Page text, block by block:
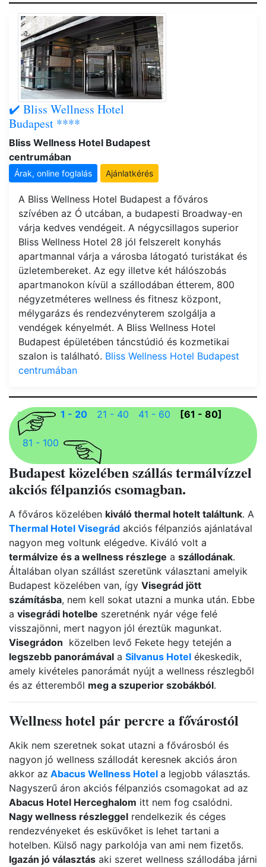
✔️ Bliss Wellness Hotel
Budapest ****
Bliss Wellness Hotel Budapest
centrumában
Árak, online foglalás Ajánlatkérés
A Bliss Wellness Hotel Budapest a főváros
szívében az Ó utcában, a budapesti Broadway-en
várja kedves vendégeit. A négycsillagos superior
Bliss Wellness Hotel 28 jól felszerelt konyhás
apartmannal várja a városba látogató turistákat és
üzletembereket. Az egy illetve két hálószobás
apartmanokon kívül a szállodában étterem, 800
négyzetméteres wellness és fitnesz központ,
mélygarázs és rendezvényterem szolgálja a
vendégek kényelmét. A Bliss Wellness Hotel
Budapest épületében táncstúdió és kozmetikai
szalon is található. Bliss Wellness Hotel Budapest
centrumában
1 - 20 21 - 40 41 - 60 [61 - 80]
81 - 100
Budapest közelében szállás termálvízzel
akciós félpanziós csomagban.
A főváros közelében kiváló thermal hotelt találtunk. A
Thermal Hotel Visegrád akciós félpanziós ajánlatával
nagyon meg voltunk elégedve. Kiváló volt a
termálvize és a wellness részlege a szállodának.
Általában olyan szállást szeretünk választani amelyik
Budapest közelében van, így Visegrád jött
számításba, nem kell sokat utazni a munka után. Ebbe
a visegrádi hotelbe szeretnénk nyár vége felé
visszajönni, mert nagyon jól éreztük magunkat.
Visegrádon közelben levő Fekete hegy tetején a
legszebb panorámával a Silvanus Hotel ékeskedik,
amely kivételes panorámát nyújt a wellness részlegből
és az étteremből meg a szuperior szobákból.
Wellness hotel pár percre a fővárostól
Akik nem szeretnek sokat utazni a fővárosból és
nagyon jó wellness szállodát keresnek akciós áron
akkor az Abacus Wellness Hotel a legjobb választás.
Nagyszerű áron akciós félpanziós csomagokat ad az
Abacus Hotel Herceghalom itt nem fog csalódni.
Nagy wellness részleggel rendelkezik és céges
rendezvényeket és esküvőket is lehet tartani a
hotelben. Külső nagy parkolója van ami nem fizetős.
Igazán jó választás aki szeret wellness szállodába járni